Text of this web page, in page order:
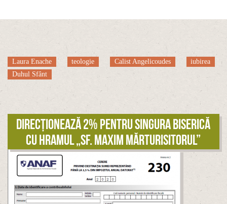
Laura Enache teologie Calist Angelicoudes
iubirea
Duhul Sfânt
Direcționează 2% pentru singura biserică
cu hramul „Sf. Maxim Mărturisitorul”